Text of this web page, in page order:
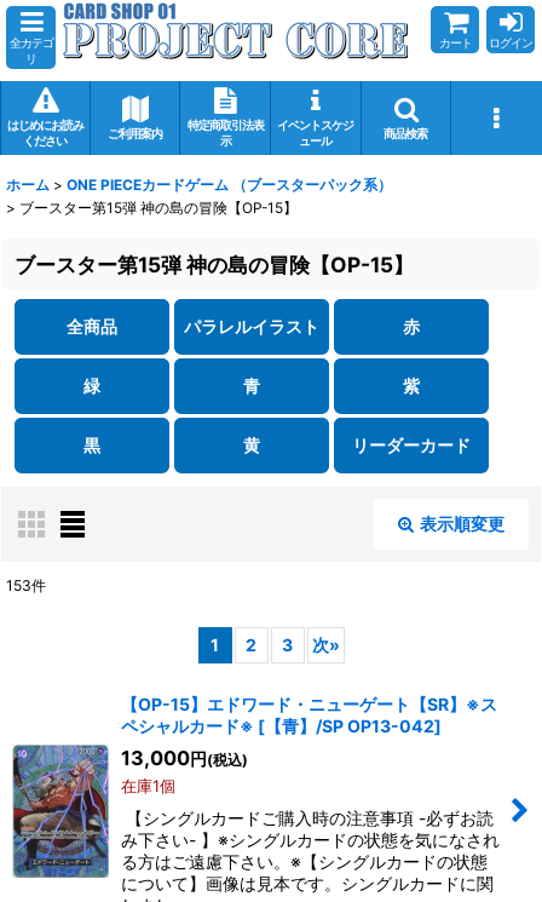
全カテゴ
リ
カート ログイン
はじめにお読み
ください
ご利用案内
特定商取引法表
示
イベントスケジ
ュール
商品検索
ホーム > ONE PIECEカードゲーム （ブースターパック系）
> ブースター第15弾 神の島の冒険【OP-15】
ブースター第15弾 神の島の冒険【OP-15】
全商品 パラレルイラスト 赤
緑 青 紫
黒 黄 リーダーカード
表示順変更
153件
1 2 3 次»
【OP-15】エドワード・ニューゲート【SR】※ス
ペシャルカード※ [ 【青】/SP OP13-042]
13,000円 (税込)
在庫1個
【シングルカードご購入時の注意事項 -必ずお読
み下さい- 】※シングルカードの状態を気になされ
る方はご遠慮下さい。※【シングルカードの状態
について】画像は見本です。シングルカードに関